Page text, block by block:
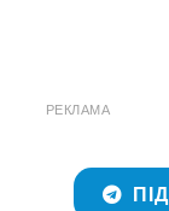
РЕКЛАМА